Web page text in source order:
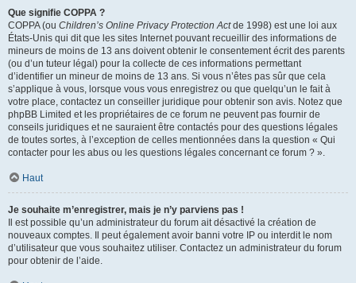
Que signifie COPPA ?
COPPA (ou Children’s Online Privacy Protection Actde 1998) est une loi aux
États-Unis qui dit que les sites Internet pouvant recueillir des informations de
mineurs de moins de 13 ans doivent obtenir le consentement écrit des parents
(ou d’un tuteur légal) pour la collecte de ces informations permettant
d’identifier un mineur de moins de 13 ans. Si vous n’êtes pas sûr que cela
s’applique à vous, lorsque vous vous enregistrez ou que quelqu’un le fait à
votre place, contactez un conseiller juridique pour obtenir son avis. Notez que
phpBB Limited et les propriétaires de ce forum ne peuvent pas fournir de
conseils juridiques et ne sauraient être contactés pour des questions légales
de toutes sortes, à l’exception de celles mentionnées dans la question « Qui
contacter pour les abus ou les questions légales concernant ce forum ? ».
Haut
Je souhaite m’enregistrer, mais je n’y parviens pas !
Il est possible qu’un administrateur du forum ait désactivé la création de
nouveaux comptes. Il peut également avoir banni votre IP ou interdit le nom
d’utilisateur que vous souhaitez utiliser. Contactez un administrateur du forum
pour obtenir de l’aide.